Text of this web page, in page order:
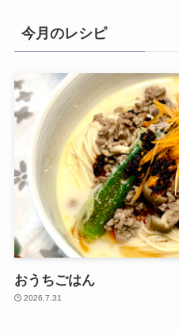
今月のレシピ
おうちごはん
2026.7.31